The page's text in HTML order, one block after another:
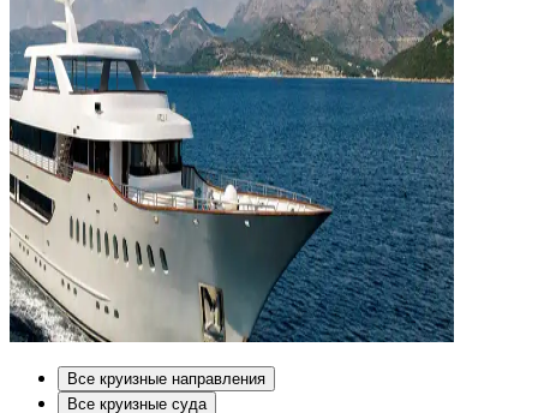
Все круизные направления
Все круизные суда